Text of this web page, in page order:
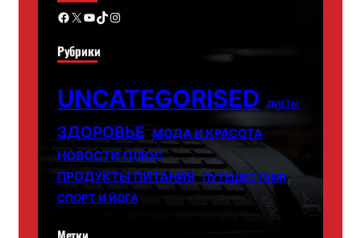
Facebook X YouTube TikTok Instagram
Рубрики
UNCATEGORISED ДИЕТЫ
ЗДОРОВЬЕ МОДА И КРАСОТА
НОВОСТИ ПЛЮС
ПРОДУКТЫ ПИТАНИЯ ПУТЕШЕСТВИЯ
СПОРТ И ЙОГА